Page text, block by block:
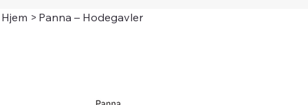
Hjem > Panna – Hodegavler